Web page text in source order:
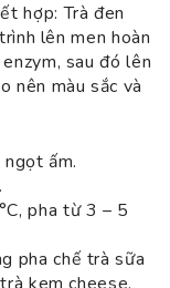
hợp: Trà đen
lên men hoàn
sau đó lên
nên màu sắc và
ấm.
pha từ 3 – 5
pha chế trà sữa